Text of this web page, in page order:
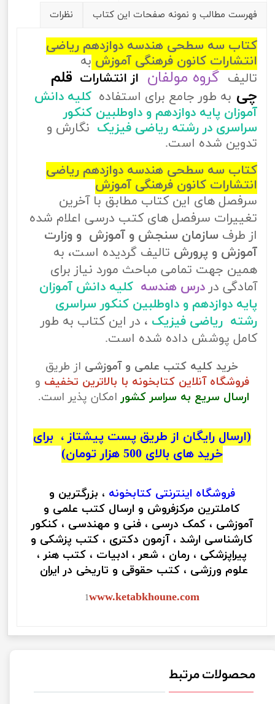
فهرست مطالب و نمونه صفحات این کتاب
نظرات
کتاب سه سطحی هندسه دوازدهم ریاضی
انتشارات کانون فرهنگی آموزش به
تالیف گروه مولفان از انتشارات قلم
چی به طور جامع برای استفاده کلیه دانش
آموزان پایه دوازدهم و داوطلبین کنکور
سراسری در رشته ریاضی فیزیک نگارش و
تدوین شده است.
کتاب سه سطحی هندسه دوازدهم ریاضی
انتشارات کانون فرهنگی آموزش
سرفصل های این کتاب مطابق با آخرین
تغییرات سرفصل های کتب درسی اعلام شده
از طرف سازمان سنجش و آموزش و وزارت
آموزش و پرورش تالیف گردیده است، به
همین جهت تمامی مباحث مورد نیاز برای
آمادگی در درس هندسه کلیه دانش آموزان
پایه دوازدهم و داوطلبین کنکور سراسری
رشته ریاضی فیزیک ، در این کتاب به طور
کامل پوشش داده شده است.
خرید کلیه کتب علمی و آموزشی از طریق
فروشگاه آنلاین کتابخونه با بالاترین تخفیف و
ارسال سریع به سراسر کشور امکان پذیر است.
(ارسال رایگان از طریق پست پیشتاز ، برای
خرید های بالای 500 هزار تومان)
فروشگاه اینترنتی کتابخونه ، بزرگترین و
کاملترین مرکزفروش و ارسال کتب علمی و
آموزشی ، کمک درسی ، فنی و مهندسی ، کنکور
کارشناسی ارشد ، آزمون دکتری ، کتب پزشکی و
پیراپزشکی ، رمان ، شعر ، ادبیات ، کتب هنر ،
علوم ورزشی ، کتب حقوقی و تاریخی در ایران
1www.ketabkhoune.com
محصولات مرتبط